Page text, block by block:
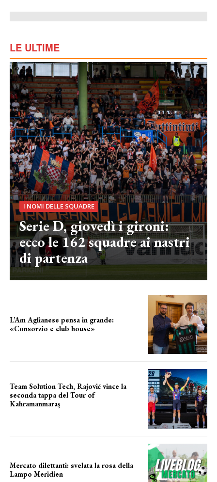
LE ULTIME
I NOMI DELLE SQUADRE
Serie D, giovedì i gironi:
ecco le 162 squadre ai nastri
di partenza
L’Am Aglianese pensa in grande:
«Consorzio e club house»
Team Solution Tech, Rajović vince la
seconda tappa del Tour of
Kahramanmaraş
Mercato dilettanti: svelata la rosa della
Lampo Meridien